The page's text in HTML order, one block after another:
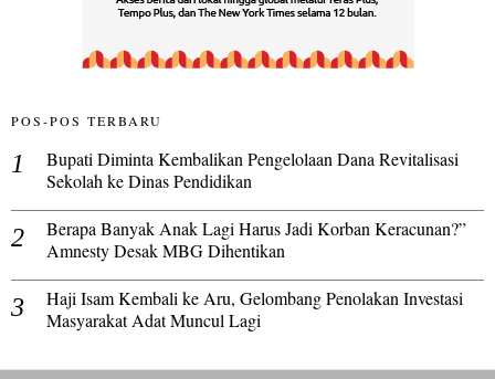
POS-POS TERBARU
Bupati Diminta Kembalikan Pengelolaan Dana Revitalisasi
Sekolah ke Dinas Pendidikan
Berapa Banyak Anak Lagi Harus Jadi Korban Keracunan?”
Amnesty Desak MBG Dihentikan
Haji Isam Kembali ke Aru, Gelombang Penolakan Investasi
Masyarakat Adat Muncul Lagi